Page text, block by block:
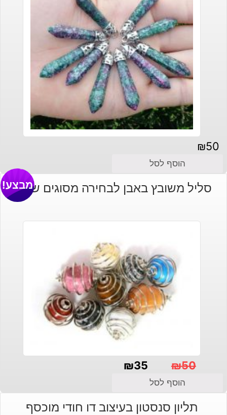
₪50
הוסף לסל
סליל משובץ באבן לבחירה מסוגים שונים
מבצע!
₪50
המקורי
₪35
הנוכחי
הוסף לסל
תליון סנסטון בעיצוב דו חודי מוכסף